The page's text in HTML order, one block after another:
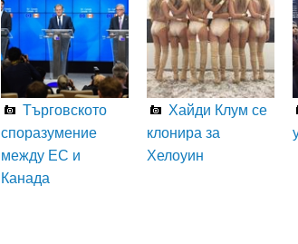
Търговското
споразумение
между ЕС и
Канада
Хайди Клум се
клонира за
Хелоуин